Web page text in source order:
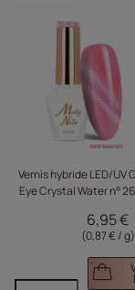
Vernis hybride LED/UV
Eye Crystal Water n°
6,95 €
(0,87 € / g)